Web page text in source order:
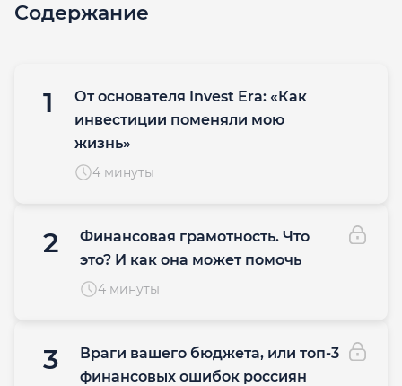
Содержание
1
От основателя Invest Era: «Как
инвестиции поменяли мою
жизнь»
4 минуты
2
Финансовая грамотность. Что
это? И как она может помочь
4 минуты
3
Враги вашего бюджета, или топ-3
финансовых ошибок россиян